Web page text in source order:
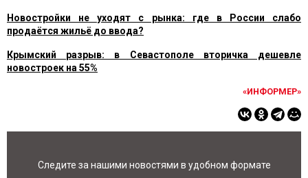
Новостройки не уходят с рынка: где в России слабо
продаётся жильё до ввода?
Крымский разрыв: в Севастополе вторичка дешевле
новостроек на 55%
«ИНФОРМЕР»
Следите за нашими новостями в удобном формате